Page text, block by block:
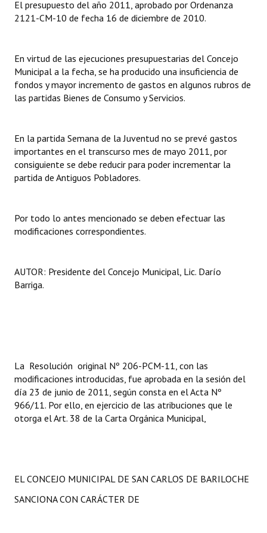
Actas de Sesión
Ejecución Presupuestaria
Actas de Audiencias Públicas
Comunicaciones
Declaraciones
Resoluciones
INSTITUCIONAL
Noticias Destacadas
Audiencias Públicas - Registro
Mujeres que Dejaron Huellas - Registro
Banca del Vecino - Registro
Huéspedes de Honor - Registro
El presupuesto del año 2011, aprobado por Ordenanza
2121-CM-10 de fecha 16 de diciembre de 2010.
En virtud de las ejecuciones presupuestarias del Concejo
Municipal a la fecha, se ha producido una insuficiencia de
fondos y mayor incremento de gastos en algunos rubros de
las partidas Bienes de Consumo y Servicios.
En la partida Semana de la Juventud no se prevé gastos
importantes en el transcurso mes de mayo 2011, por
consiguiente se debe reducir para poder incrementar la
partida de Antiguos Pobladores.
Por todo lo antes mencionado se deben efectuar las
modificaciones correspondientes.
AUTOR: Presidente del Concejo Municipal, Lic. Darío
Barriga.
La Resolución original Nº 206-PCM-11, con las
modificaciones introducidas, fue aprobada en la sesión del
día 23 de junio de 2011, según consta en el Acta Nº
966/11. Por ello, en ejercicio de las atribuciones que le
otorga el Art. 38 de la Carta Orgánica Municipal,
EL CONCEJO MUNICIPAL DE SAN CARLOS DE BARILOCHE
SANCIONA CON CARÁCTER DE